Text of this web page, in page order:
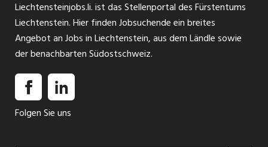
Liechtensteinjobs.li. ist das Stellenportal des Fürstentums
Liechtenstein. Hier finden Jobsuchende ein breites
Angebot an Jobs in Liechtenstein, aus dem Ländle sowie
der benachbarten Südostschweiz.
Folgen Sie uns